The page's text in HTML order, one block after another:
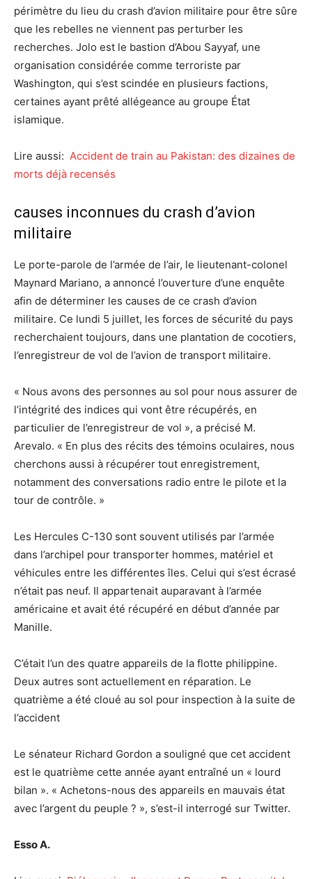
périmètre du lieu du crash d’avion militaire pour être sûre
que les rebelles ne viennent pas perturber les
recherches. Jolo est le bastion d’Abou Sayyaf, une
organisation considérée comme terroriste par
Washington, qui s’est scindée en plusieurs factions,
certaines ayant prêté allégeance au groupe État
islamique.
Lire aussi: Accident de train au Pakistan: des dizaines de
morts déjà recensés
causes inconnues du crash d’avion
militaire
Le porte-parole de l’armée de l’air, le lieutenant-colonel
Maynard Mariano, a annoncé l’ouverture d’une enquête
afin de déterminer les causes de ce crash d’avion
militaire. Ce lundi 5 juillet, les forces de sécurité du pays
recherchaient toujours, dans une plantation de cocotiers,
l’enregistreur de vol de l’avion de transport militaire.
« Nous avons des personnes au sol pour nous assurer de
l’intégrité des indices qui vont être récupérés, en
particulier de l’enregistreur de vol », a précisé M.
Arevalo. « En plus des récits des témoins oculaires, nous
cherchons aussi à récupérer tout enregistrement,
notamment des conversations radio entre le pilote et la
tour de contrôle. »
Les Hercules C-130 sont souvent utilisés par l’armée
dans l’archipel pour transporter hommes, matériel et
véhicules entre les différentes îles. Celui qui s’est écrasé
n’était pas neuf. Il appartenait auparavant à l’armée
américaine et avait été récupéré en début d’année par
Manille.
C’était l’un des quatre appareils de la flotte philippine.
Deux autres sont actuellement en réparation. Le
quatrième a été cloué au sol pour inspection à la suite de
l’accident
Le sénateur Richard Gordon a souligné que cet accident
est le quatrième cette année ayant entraîné un « lourd
bilan ». « Achetons-nous des appareils en mauvais état
avec l’argent du peuple ? », s’est-il interrogé sur Twitter.
Esso A.